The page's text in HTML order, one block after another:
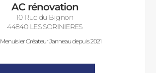
AC rénovation
10 Rue du Bignon
44840 LES SORINIERES
Menuisier Créateur Janneau depuis 2021